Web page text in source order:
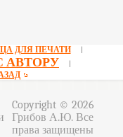
ДЛЯ ПЕЧАТИ
АВТОРУ
Copyright © 2026
Грибов А.Ю. Все
права защищены